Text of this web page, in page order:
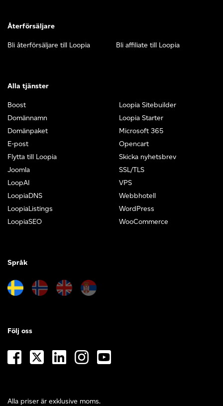
Återförsäljare
Bli återförsäljare till Loopia Bli affiliate till Loopia
Alla tjänster
Boost
Domännamn
Domänpaket
E-post
Flytta till Loopia
Joomla
LoopAI
LoopiaDNS
LoopiaListings
LoopiaSEO
Loopia Sitebuilder
Loopia Starter
Microsoft 365
Opencart
Skicka nyhetsbrev
SSL/TLS
VPS
Webbhotell
WordPress
WooCommerce
Språk
Alla priser är exklusive moms.
Följ oss